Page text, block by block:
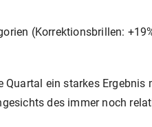
(Korrektionsbrillen:
ein starkes
des immer noch